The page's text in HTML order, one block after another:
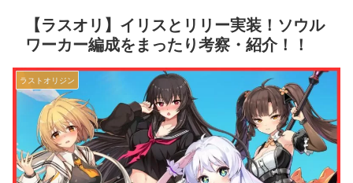
【ラスオリ】イリスとリリー実装！ソウル
ワーカー編成をまったり考察・紹介！！
ラストオリジン